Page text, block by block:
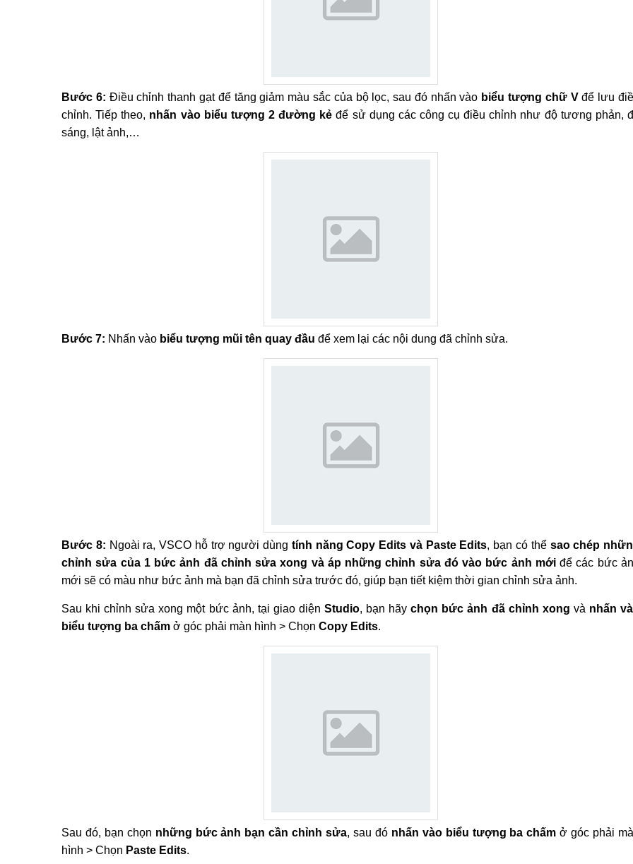
Bước 6: Điều chỉnh thanh gạt để tăng giảm màu sắc của bộ lọc, sau đó nhấn vào biểu tượng chữ Vđể lưu
chỉnh. Tiếp theo, nhấn vào biểu tượng 2 đường kẻ để sử dụng các công cụ điều chỉnh như độ tương phản,
sáng, lật ảnh,…
Bước 7: Nhấn vào biểu tượng mũi tên quay đầu để xem lại các nội dung đã chỉnh sửa.
Bước 8: Ngoài ra, VSCO hỗ trợ người dùng tính năng Copy Edits và Paste Edits, bạn có thể sao chép
chỉnh sửa của 1 bức ảnh đã chỉnh sửa xong và áp những chỉnh sửa đó vào bức ảnh mớiđể các bức
mới sẽ có màu như bức ảnh mà bạn đã chỉnh sửa trước đó, giúp bạn tiết kiệm thời gian chỉnh sửa ảnh.
Sau khi chỉnh sửa xong một bức ảnh, tại giao diện Studio, bạn hãychọn bức ảnh đã chỉnh xong và nhấn
biểu tượng ba chấm ở góc phải màn hình > Chọn Copy Edits.
Sau đó, bạn chọn những bức ảnh bạn cần chỉnh sửa, sau đó nhấn vào biểu tượng ba chấm ở góc phải
hình > Chọn Paste Edits.